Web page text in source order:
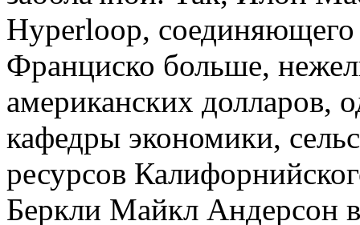
Hyperloop,
Франциско больше,
американских долларов,
кафедры экономики,
ресурсов
Беркли Майкл Андерсон